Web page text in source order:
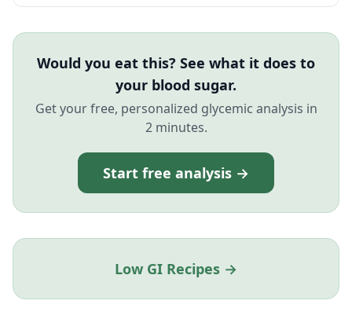
Would you eat this? See what it does to
your blood sugar.
Get your free, personalized glycemic analysis in
2 minutes.
Start free analysis →
Low GI Recipes →